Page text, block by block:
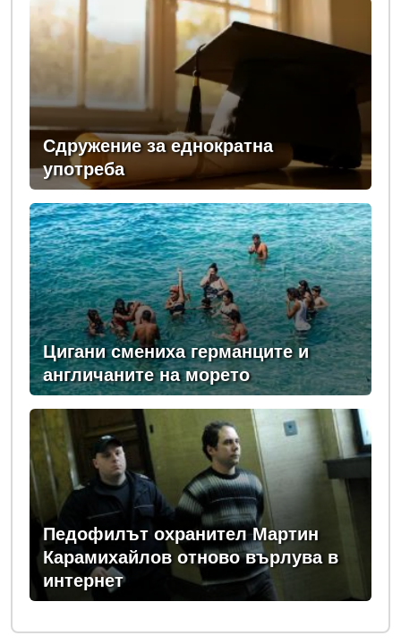
Сдружение за еднократна
употреба
Цигани смениха германците и
англичаните на морето
Педофилът охранител Мартин
Карамихайлов отново върлува в
интернет